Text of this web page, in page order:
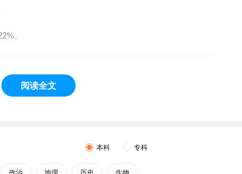
。
阅读全文
本科 专科
政治 地理 历史 生物